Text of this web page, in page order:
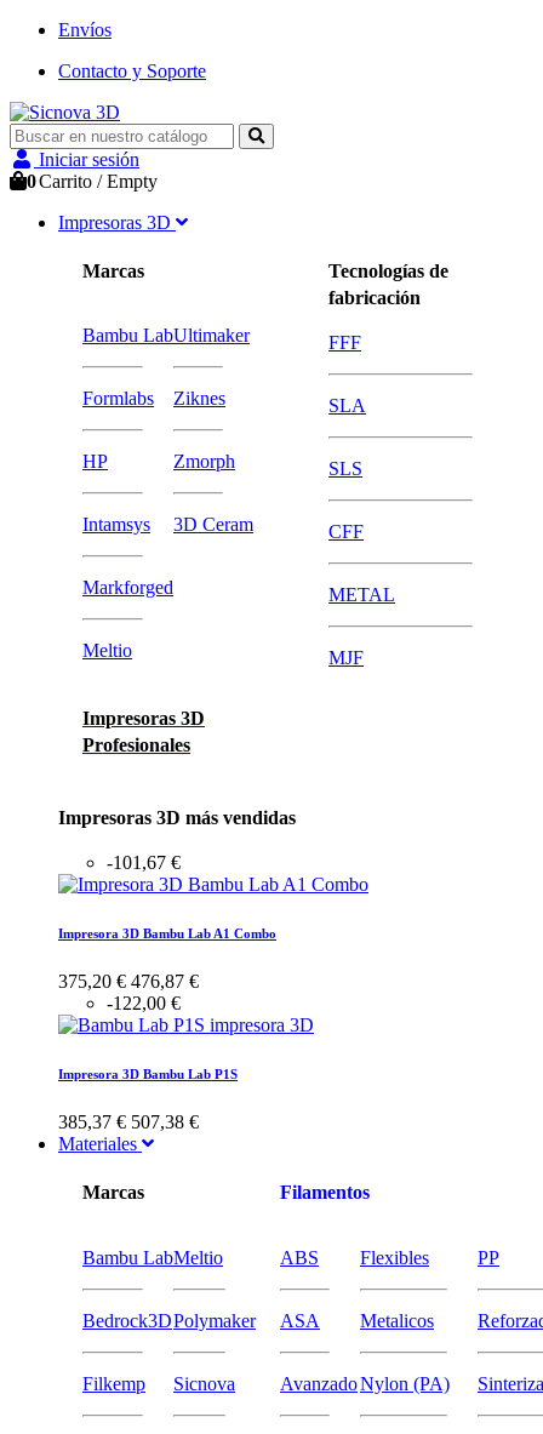
Envíos
Contacto y Soporte
Iniciar sesión
0Carrito /Empty
Impresoras 3D
Marcas
Bambu Lab
Formlabs
HP
Intamsys
Markforged
Meltio
Ultimaker
Ziknes
Zmorph
3D Ceram
Impresoras 3D
Profesionales
Tecnologías de
fabricación
FFF
SLA
SLS
CFF
METAL
MJF
Impresoras 3D más vendidas
-101,67 €
Impresora 3D Bambu Lab A1 Combo
375,20 € 476,87 €
-122,00 €
Impresora 3D Bambu Lab P1S
385,37 € 507,38 €
Materiales
Marcas
Bambu Lab
Bedrock3D
Filkemp
Meltio
Polymaker
Sicnova
Filamentos
ABS
ASA
Avanzado
Flexibles
Metalicos
Nylon (PA)
PP